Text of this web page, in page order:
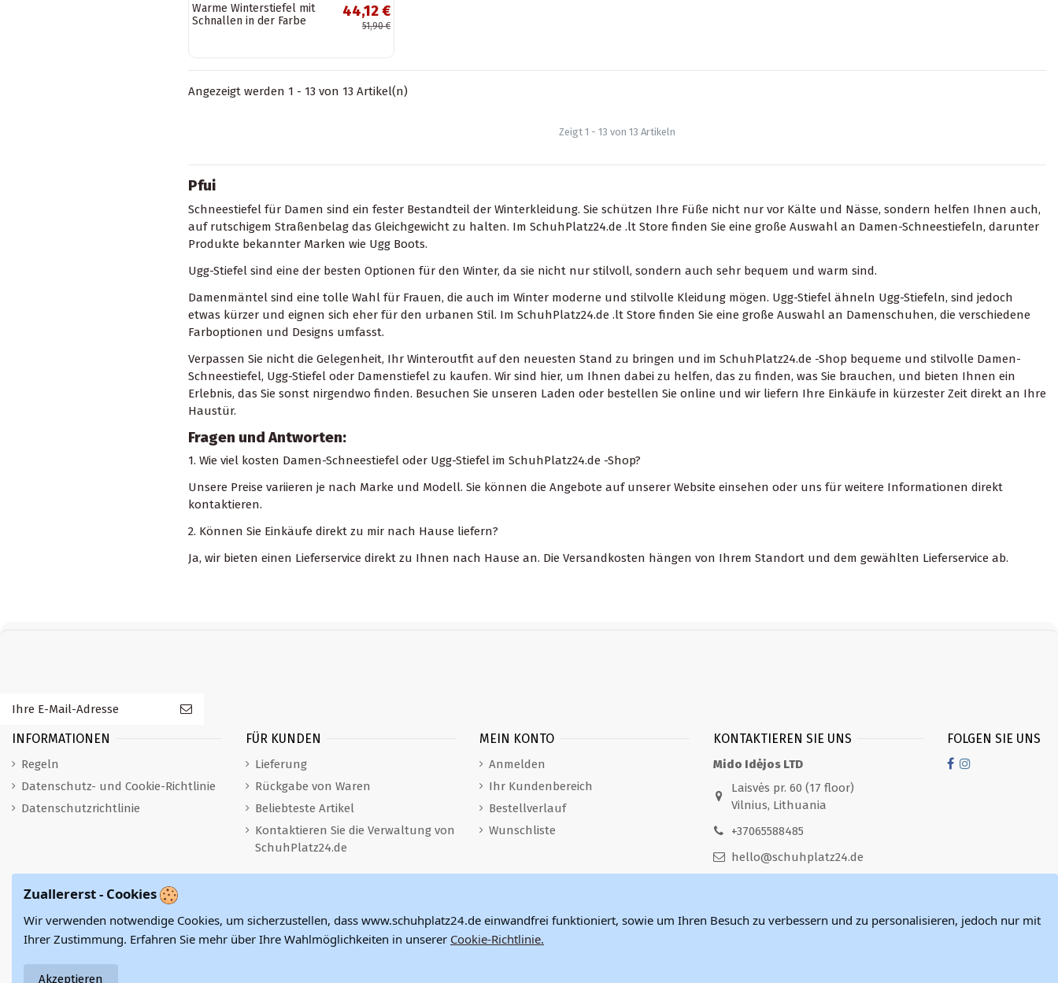
Warme Winterstiefel mit
Schnallen in der Farbe
44,12 €
51,90 €
Angezeigt werden 1 - 13 von 13 Artikel(n)
Zeigt 1 - 13 von 13 Artikeln
Pfui
Schneestiefel für Damen sind ein fester Bestandteil der Winterkleidung. Sie schützen Ihre Füße nicht nur vor Kälte und Nässe, sondern helfen Ihnen auch,
auf rutschigem Straßenbelag das Gleichgewicht zu halten. Im SchuhPlatz24.de .lt Store finden Sie eine große Auswahl an Damen-Schneestiefeln, darunter
Produkte bekannter Marken wie Ugg Boots.
Ugg-Stiefel sind eine der besten Optionen für den Winter, da sie nicht nur stilvoll, sondern auch sehr bequem und warm sind.
Damenmäntel sind eine tolle Wahl für Frauen, die auch im Winter moderne und stilvolle Kleidung mögen. Ugg-Stiefel ähneln Ugg-Stiefeln, sind jedoch
etwas kürzer und eignen sich eher für den urbanen Stil. Im SchuhPlatz24.de .lt Store finden Sie eine große Auswahl an Damenschuhen, die verschiedene
Farboptionen und Designs umfasst.
Verpassen Sie nicht die Gelegenheit, Ihr Winteroutfit auf den neuesten Stand zu bringen und im SchuhPlatz24.de -Shop bequeme und stilvolle Damen-
Schneestiefel, Ugg-Stiefel oder Damenstiefel zu kaufen. Wir sind hier, um Ihnen dabei zu helfen, das zu finden, was Sie brauchen, und bieten Ihnen ein
Erlebnis, das Sie sonst nirgendwo finden. Besuchen Sie unseren Laden oder bestellen Sie online und wir liefern Ihre Einkäufe in kürzester Zeit direkt an Ihre
Haustür.
Fragen und Antworten:
1. Wie viel kosten Damen-Schneestiefel oder Ugg-Stiefel im SchuhPlatz24.de -Shop?
Unsere Preise variieren je nach Marke und Modell. Sie können die Angebote auf unserer Website einsehen oder uns für weitere Informationen direkt
kontaktieren.
2. Können Sie Einkäufe direkt zu mir nach Hause liefern?
Ja, wir bieten einen Lieferservice direkt zu Ihnen nach Hause an. Die Versandkosten hängen von Ihrem Standort und dem gewählten Lieferservice ab.
INFORMATIONEN
Regeln
Datenschutz- und Cookie-Richtlinie
Datenschutzrichtlinie
FÜR KUNDEN
Lieferung
Rückgabe von Waren
Beliebteste Artikel
Kontaktieren Sie die Verwaltung von
SchuhPlatz24.de
MEIN KONTO
Anmelden
Ihr Kundenbereich
Bestellverlauf
Wunschliste
KONTAKTIEREN SIE UNS
Mido Idėjos LTD
Laisvės pr. 60 (17 floor)
Vilnius, Lithuania
+37065588485
hello@schuhplatz24.de
angegebenen Kontakte zu
FOLGEN SIE UNS
Zuallererst - Cookies
Wir verwenden notwendige Cookies, um sicherzustellen, dass www.schuhplatz24.de einwandfrei funktioniert, sowie um Ihren Besuch zu verbessern und zu personalisieren, jedoch nur mit
Ihrer Zustimmung. Erfahren Sie mehr über Ihre Wahlmöglichkeiten in unserer Cookie-Richtlinie.
Akzeptieren